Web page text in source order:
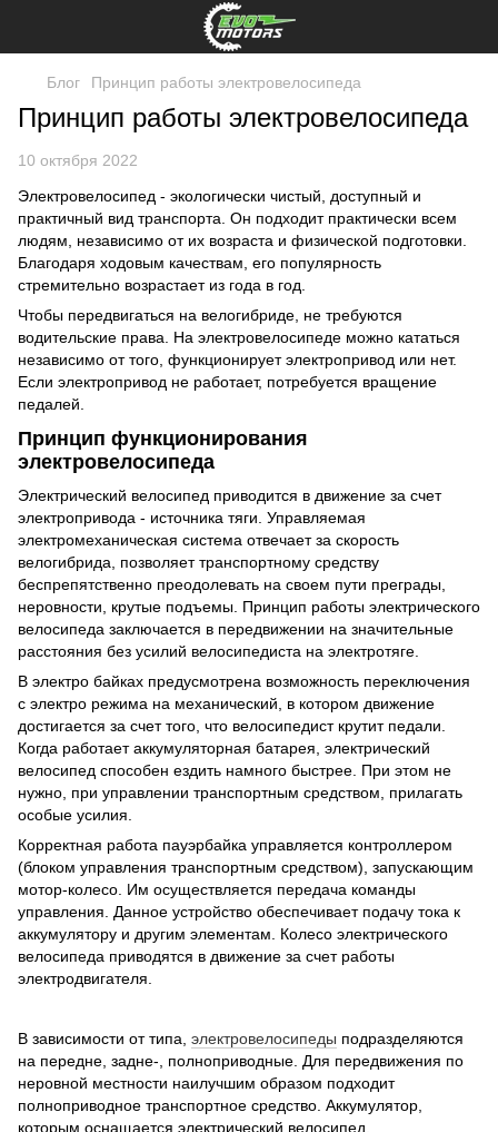
Блог Принцип работы электровелосипеда
Принцип работы электровелосипеда
10 октября 2022
Электровелосипед - экологически чистый, доступный и
практичный вид транспорта. Он подходит практически всем
людям, независимо от их возраста и физической подготовки.
Благодаря ходовым качествам, его популярность
стремительно возрастает из года в год.
Чтобы передвигаться на велогибриде, не требуются
водительские права. На электровелосипеде можно кататься
независимо от того, функционирует электропривод или нет.
Если электропривод не работает, потребуется вращение
педалей.
Принцип функционирования
электровелосипеда
Электрический велосипед приводится в движение за счет
электропривода - источника тяги. Управляемая
электромеханическая система отвечает за скорость
велогибрида, позволяет транспортному средству
беспрепятственно преодолевать на своем пути преграды,
неровности, крутые подъемы. Принцип работы электрического
велосипеда заключается в передвижении на значительные
расстояния без усилий велосипедиста на электротяге.
В электро байках предусмотрена возможность переключения
с электро режима на механический, в котором движение
достигается за счет того, что велосипедист крутит педали.
Когда работает аккумуляторная батарея, электрический
велосипед способен ездить намного быстрее. При этом не
нужно, при управлении транспортным средством, прилагать
особые усилия.
Корректная работа пауэрбайка управляется контроллером
(блоком управления транспортным средством), запускающим
мотор-колесо. Им осуществляется передача команды
управления. Данное устройство обеспечивает подачу тока к
аккумулятору и другим элементам. Колесо электрического
велосипеда приводятся в движение за счет работы
электродвигателя.
В зависимости от типа, электровелосипеды подразделяются
на передне, задне-, полноприводные. Для передвижения по
неровной местности наилучшим образом подходит
полноприводное транспортное средство. Аккумулятор,
которым оснащается электрический велосипед,